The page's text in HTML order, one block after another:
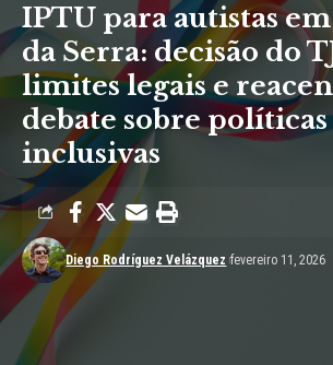
IPTU para autistas
da Serra: decisão do
limites legais e
debate sobre políticas
inclusivas
Diego Rodríguez Velázquez fevereiro 11, 2026